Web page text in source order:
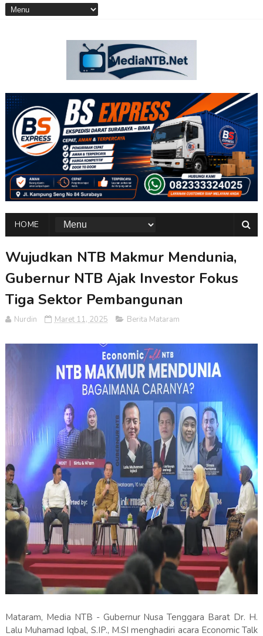
HOME
Wujudkan NTB Makmur Mendunia,
Gubernur NTB Ajak Investor Fokus
Tiga Sektor Pembangunan
Nurdin Maret 11, 2025 Berita Mataram
Mataram, Media NTB - Gubernur Nusa Tenggara Barat Dr. H.
Lalu Muhamad Iqbal, S.IP., M.SI menghadiri acara Economic Talk